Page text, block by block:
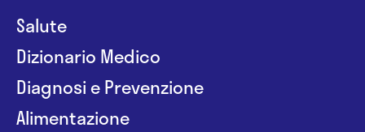
Salute
Dizionario Medico
Diagnosi e Prevenzione
Alimentazione